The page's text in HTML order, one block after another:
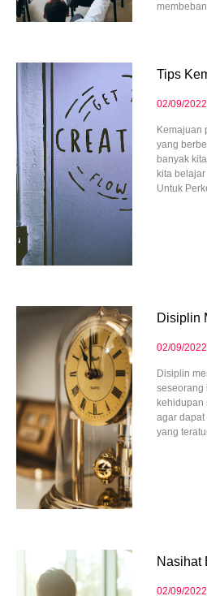
Tips
02/09/2022
Kemajuan
yang
banyak
kita
Untuk
Disiplin
02/09/2022
Disiplin
seseorang
kehidupan
agar
yang
Nasihat
02/09/2022